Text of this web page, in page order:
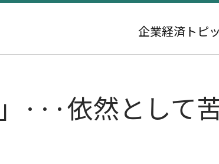
企業経済 トピ
···依然として